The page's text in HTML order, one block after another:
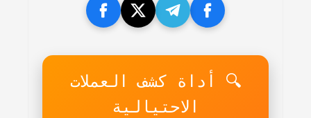
🔍 أداة كشف العملات
الاحتيالية